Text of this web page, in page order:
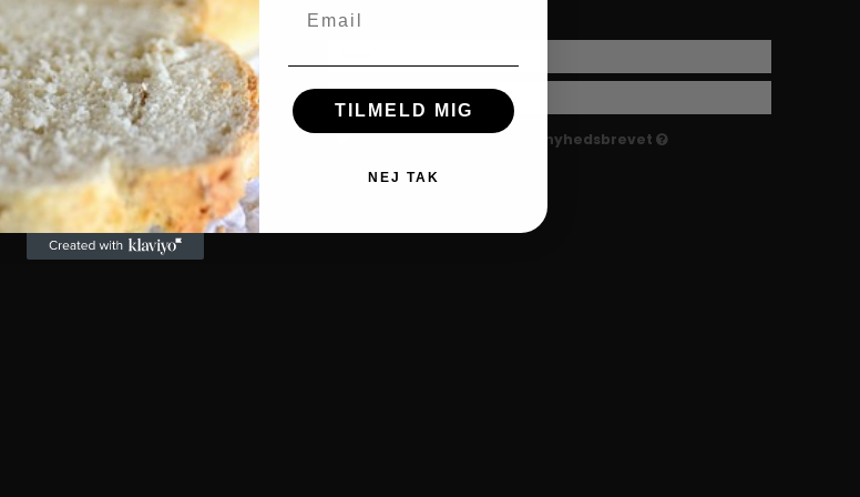
Anmeldelser af Fredstone produkter
SOCIALE MEDIER
Jeg vil gerne tilmeldes nyhedsbrevet
Godkend
TILMELD MIG
NEJ TAK